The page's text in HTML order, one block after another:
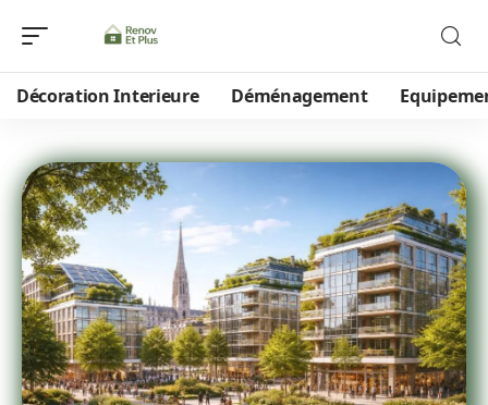
Décoration Interieure Déménagement